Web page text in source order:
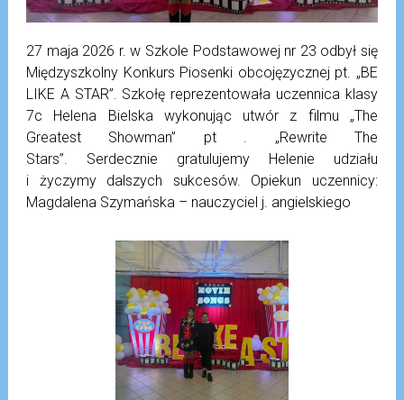
27 maja 2026 r. w Szkole Podstawowej nr 23 odbył się
Międzyszkolny Konkurs Piosenki obcojęzycznej pt. „BE
LIKE A STAR”. Szkołę reprezentowała uczennica klasy
7c Helena Bielska wykonując utwór z filmu „The
Greatest Showman” pt . „Rewrite The
Stars”. Serdecznie gratulujemy Helenie udziału
i życzymy dalszych sukcesów. Opiekun uczennicy:
Magdalena Szymańska – nauczyciel j. angielskiego